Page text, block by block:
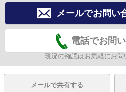
メールでお問い
電話でお問
現況の確認はお気軽にお問
メールで共有する